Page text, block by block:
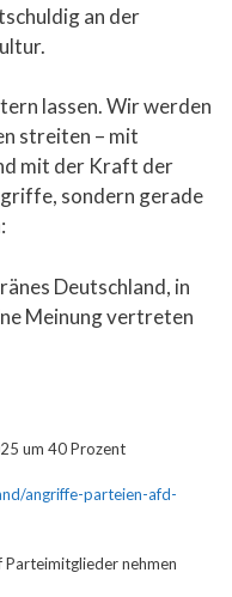
an der
lassen. Wir werden
streiten – mit
mit der Kraft der
sondern gerade
Deutschland, in
Meinung vertreten
um 40 Prozent
angriffe-parteien-afd-
nehmen